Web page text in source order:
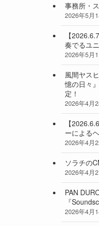
事務所・
2026年5月
【
奏でるユ
2026年5月
風間ヤス
憶の日々
定！
2026年4月
【
ーによる
2026年4月
ソラチの
2026年4月
PAN
『
2026年4月